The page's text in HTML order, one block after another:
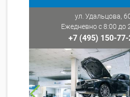
ул. Удальцова,
Ежедневно с 8:00 до
+7 (495) 150-77-